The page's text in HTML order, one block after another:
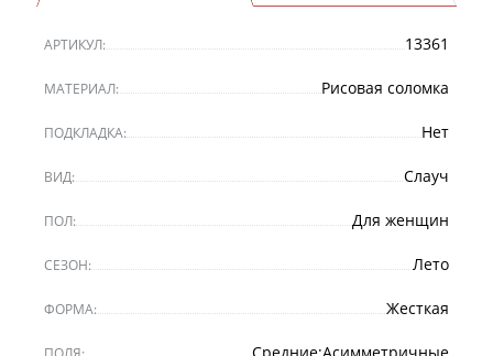
АРТИКУЛ: 13361
МАТЕРИАЛ: Рисовая соломка
ПОДКЛАДКА: Нет
ВИД: Слауч
ПОЛ: Для женщин
СЕЗОН: Лето
ФОРМА: Жесткая
Средние;Асимметричные